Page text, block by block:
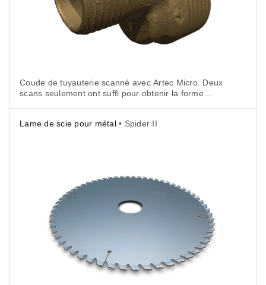
Coude de tuyauterie scanné avec Artec Micro. Deux
scans seulement ont suffi pour obtenir la forme
Lame de scie pour métal• Spider II